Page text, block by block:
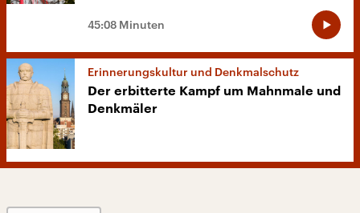
45:08 Minuten
Erinnerungskultur und Denkmalschutz
Der erbitterte Kampf um Mahnmale und
Denkmäler